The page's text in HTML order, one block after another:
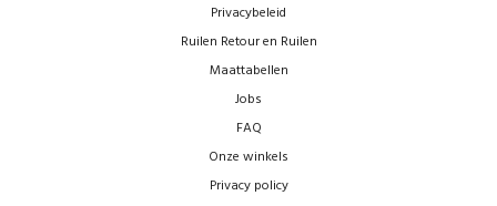
Privacybeleid
Ruilen Retour en Ruilen
Maattabellen
Jobs
FAQ
Onze winkels
Privacy policy